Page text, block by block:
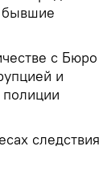
бывшие
с Бюро
и
следствия